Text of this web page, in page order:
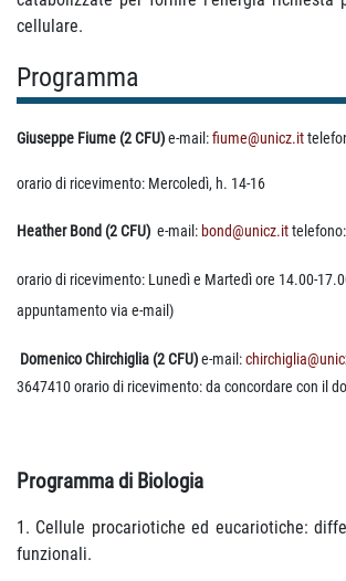
cellulare.
Programma
Giuseppe Fiume (2 CFU)e-mail:fiume@unicz.it
orario di ricevimento: Mercoledì, h. 14-16
Heather Bond (2 CFU) e-mail: bond@unicz.it
orario di ricevimento: Lunedì e Martedì ore 14.00-
appuntamento via e-mail)
Domenico Chirchiglia (2 CFU)e-mail:
3647410orario di ricevimento: da concordare con il
Programma di Biologia
1. Cellule procariotiche ed eucariotiche:
funzionali.